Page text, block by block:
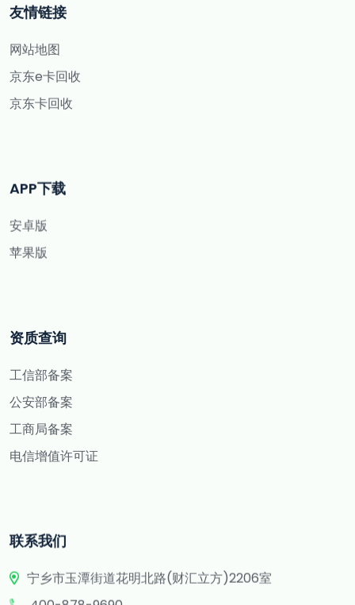
友情链接
网站地图
京东e卡回收
京东卡回收
APP下载
安卓版
苹果版
资质查询
工信部备案
公安部备案
工商局备案
电信增值许可证
联系我们
宁乡市玉潭街道花明北路(财汇立方)2206室